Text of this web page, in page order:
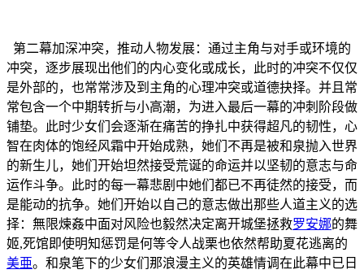
第二幕加深冲突，推动人物发展：通过主角与对手或环境的
冲突，逐步展现出他们的内心变化或成长，此时的冲突不仅仅
是外部的，也常常涉及到主角的心理冲突或道德抉择。并且常
常包含一个中期转折与小高潮，为进入最后一幕的冲刺阶段做
铺垫。此时少女们会逐渐在痛苦的挣扎中获得超凡的韧性，心
智在肉体的饱经风霜中开始成熟，她们不再是被和泉抛入世界
的新生儿，她们开始坦然接受荒诞的命运并以坚韧的意志与命
运作斗争。此时的每一幕悲剧中她们都已不再徒然的接受，而
是能动的抗争。她们开始以自己的意志做出那些人道主义的选
择：無限煉姦中面对风险也毅然决定离开城堡拯救罗安娜的舞
姬,死馆即使明知惩罚是何等令人战栗也依然帮助夏花逃离的
美亜。和泉笔下的少女们那浪漫主义的英雄情调在此幕中已日